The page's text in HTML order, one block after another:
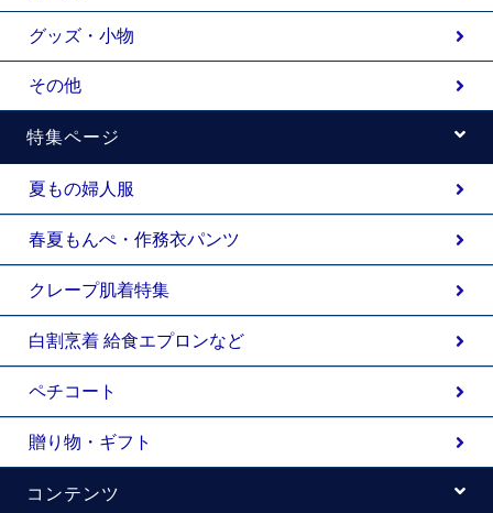
グッズ・小物
その他
特集ページ
夏もの婦人服
春夏もんぺ・作務衣パンツ
クレープ肌着特集
白割烹着 給食エプロンなど
ペチコート
贈り物・ギフト
コンテンツ